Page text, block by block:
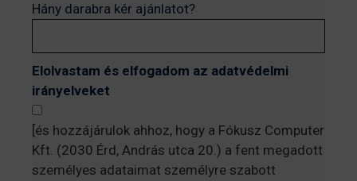
Hány darabra kér ajánlatot?
Elolvastam és elfogadom az adatvédelmi
irányelveket
[és hozzájárulok ahhoz, hogy a Fókusz Computer
Kft. (2030 Érd, András utca 20.) a fent megadott
személyes adataimat személyre szabott